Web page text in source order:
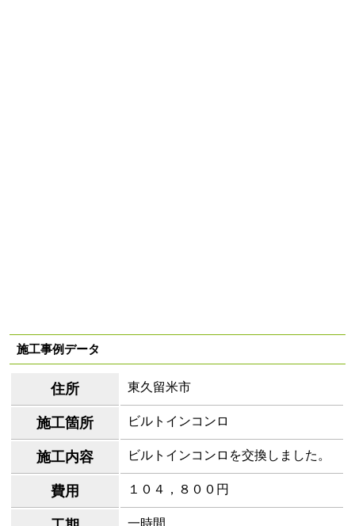
施工事例データ
住所 東久留米市
施工箇所 ビルトインコンロ
施工内容 ビルトインコンロを交換しました。
費用 １０４，８００円
一時間